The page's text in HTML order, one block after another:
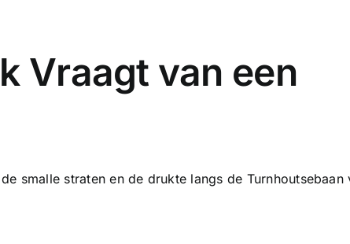
Vraagt van een
smalle straten en de drukte langs de